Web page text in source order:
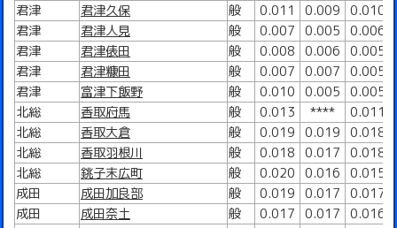
君津
君津久保 般 0.011 0.009 0.010
君津
君津人見 般 0.007 0.005 0.006
君津
君津俵田 般 0.008 0.006 0.005
君津
君津糠田 般 0.007 0.007 0.005
君津
富津下飯野 般 0.010 0.005 0.005
北総
香取府馬 般 0.013 **** 0.011
北総
香取大倉 般 0.019 0.019 0.018
北総
香取羽根川 般 0.018 0.017 0.018
北総
銚子末広町 般 0.020 0.016 0.015
成田
成田加良部 般 0.019 0.017 0.017
成田
成田奈土 般 0.017 0.017 0.016